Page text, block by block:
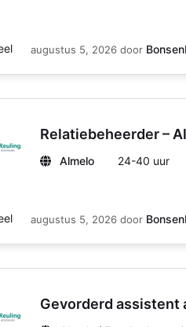
augustus 5, 2026 door
Relatiebeheerder –
Almelo 24-40 uur
augustus 5, 2026 door
Gevorderd assistent